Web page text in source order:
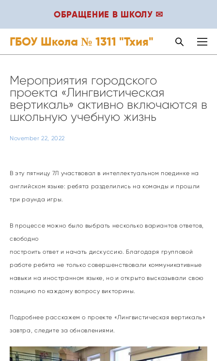
ОБРАЩЕНИЕ В ШКОЛУ ✉
ГБОУ Школа № 1311 "Тхия"
November 22, 2022
Мероприятия городского
проекта «Лингвистическая
вертикаль» активно включаются в
школьную учебную жизнь
В эту пятницу 7Л участвовал в интеллектуальном поединке на
английском языке: ребята разделились на команды и прошли
три раунда игры.
В процессе можно было выбрать несколько вариантов ответов,
свободно
построить ответ и начать дискуссию. Благодаря групповой
работе ребята не только совершенствовали коммуникативные
навыки на иностранном языке, но и открыто высказывали свою
позицию по каждому вопросу викторины.
Подробнее расскажем о проекте «Лингвистическая вертикаль»
завтра, следите за обновлениями.